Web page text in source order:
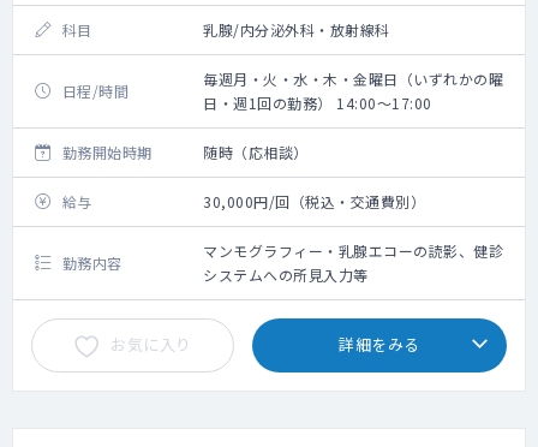
科目 乳腺/内分泌外科・放射線科
日程/時間
毎週月・火・水・木・金曜日（いずれかの曜
日・週1回の勤務） 14:00～17:00
勤務開始時期 随時（応相談）
給与 30,000円/回（税込・交通費別）
勤務内容
マンモグラフィー・乳腺エコーの読影、健診
システムへの所見入力等
お気に入り 詳細をみる